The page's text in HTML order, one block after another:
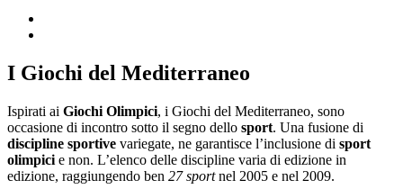
I Giochi del Mediterraneo
Ispirati ai Giochi Olimpici, i Giochi del Mediterraneo, sono
occasione di incontro sotto il segno dello sport. Una fusione di
discipline sportive variegate, ne garantisce l’inclusione di sport
olimpici e non. L’elenco delle discipline varia di edizione in
edizione, raggiungendo ben 27 sportnel 2005 e nel 2009.